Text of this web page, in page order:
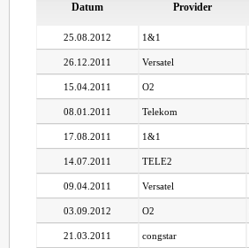
Datum Provider
25.08.2012 1&1
26.12.2011 Versatel
15.04.2011 O2
08.01.2011 Telekom
17.08.2011 1&1
14.07.2011 TELE2
09.04.2011 Versatel
03.09.2012 O2
21.03.2011 congstar